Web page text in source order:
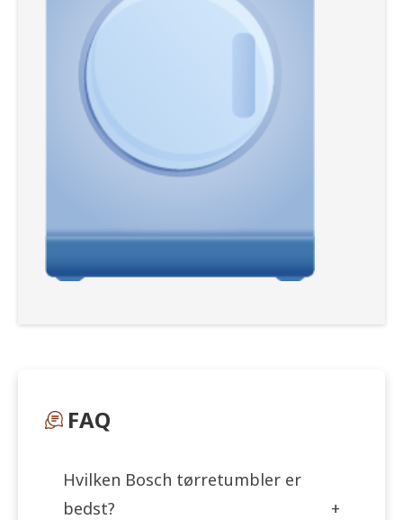
FAQ
Hvilken Bosch tørretumbler er
bedst?